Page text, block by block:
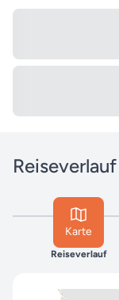
Reiseverlauf
Karte
Reiseverlauf